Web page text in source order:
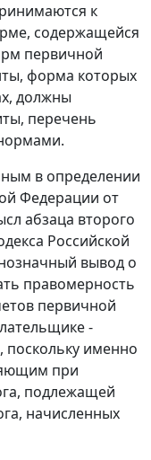
к
содержащейся
первичной
форма которых
должны
перечень
в определении
Федерации от
абзаца второго
Российской
вывод о
правомерность
первичной
-
поскольку именно
при
подлежащей
начисленных